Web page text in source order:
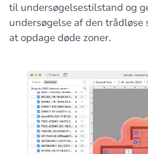
til undersøgelsestilstand og
undersøgelse af den
at opdage døde zoner.